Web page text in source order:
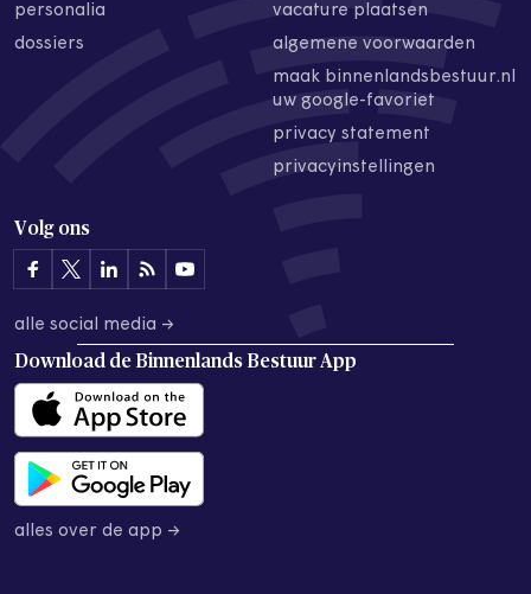
personalia
dossiers
vacature plaatsen
algemene voorwaarden
maak binnenlandsbestuur.nl
uw google-favoriet
privacy statement
privacyinstellingen
Volg ons
alle social media →
Download de Binnenlands Bestuur App
alles over de app →